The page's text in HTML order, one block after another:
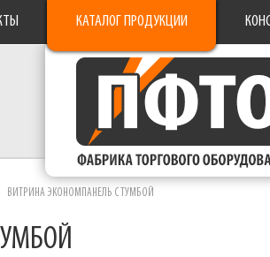
КАТАЛОГ ПРОДУКЦИИ
ВИТРИНА ЭКОНОМПАНЕЛЬ С ТУМБОЙ